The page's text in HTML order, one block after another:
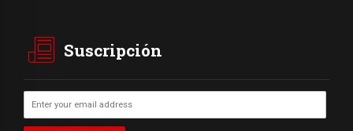
Suscripción